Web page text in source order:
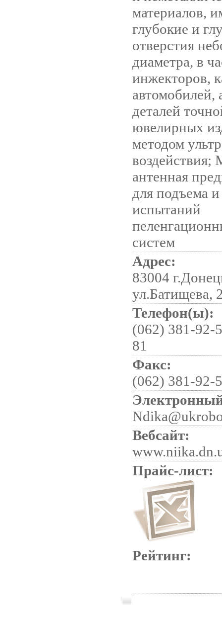
материалов,
глубокие и
отверстия
диаметра, в
инжекторов,
автомобилей,
деталей
ювелирных
методом
воздействия;
антенная
для подъема
испытаний
систем
Адрес:
83004
ул.Батищева,
Телефон(ы):
(062) 381-92-
81
Факс:
(062) 381-92-
Вебсайт:
Прайс-лист:
Рейтинг: